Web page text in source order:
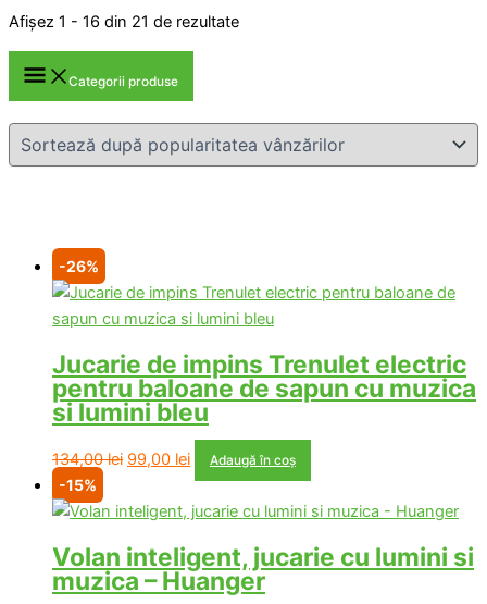
Afișez 1 - 16 din 21 de rezultateSortat
Categorii produse
-26%
Jucarie de impins Trenulet electric
pentru baloane de sapun cu muzica
si lumini bleu
134,00lei Prețul
a
134,00 lei.
99,00 leiPrețul
curent
este:
Adaugă în coș
-15%
Volan inteligent, jucarie cu lumini si
muzica – Huanger